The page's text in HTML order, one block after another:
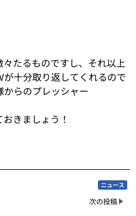
たるものですし、それ以上
十分取り返してくれるので
らのプレッシャー
きましょう！
ニュース
次の投稿